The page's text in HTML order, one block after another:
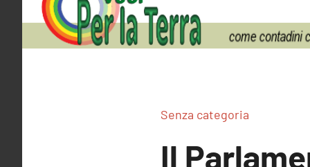
Senza categoria
Il